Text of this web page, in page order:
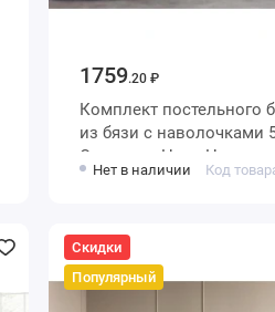
1759.20 ₽
Комплект постельного
из бязи с наволочками 50х70 2 шт
Орнамент Ночь Нежна
Нет в наличии Код
Скидки
Популярный